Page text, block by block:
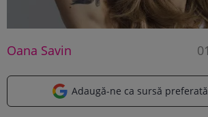
Oana Savin
Adaugă-ne ca sursă